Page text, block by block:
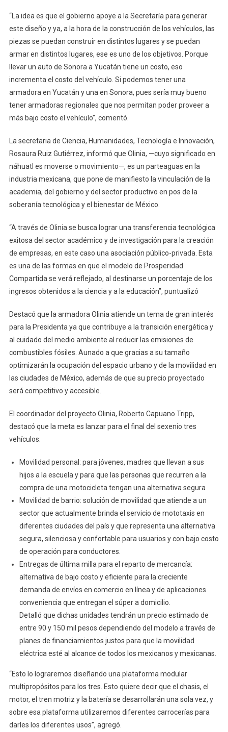
“La idea es que el gobierno apoye a la Secretaría para generar
este diseño y ya, a la hora de la construcción de los vehículos, las
piezas se puedan construir en distintos lugares y se puedan
armar en distintos lugares, ese es uno de los objetivos. Porque
llevar un auto de Sonora a Yucatán tiene un costo, eso
incrementa el costo del vehículo. Si podemos tener una
armadora en Yucatán y una en Sonora, pues sería muy bueno
tener armadoras regionales que nos permitan poder proveer a
más bajo costo el vehículo”, comentó.
La secretaria de Ciencia, Humanidades, Tecnología e Innovación,
Rosaura Ruiz Gutiérrez, informó que Olinia, —cuyo significado en
náhuatl es moverse o movimiento—, es un parteaguas en la
industria mexicana, que pone de manifiesto la vinculación de la
academia, del gobierno y del sector productivo en pos de la
soberanía tecnológica y el bienestar de México.
“A través de Olinia se busca lograr una transferencia tecnológica
exitosa del sector académico y de investigación para la creación
de empresas, en este caso una asociación público-privada. Esta
es una de las formas en que el modelo de Prosperidad
Compartida se verá reflejado, al destinarse un porcentaje de los
ingresos obtenidos a la ciencia y a la educación”, puntualizó
Destacó que la armadora Olinia atiende un tema de gran interés
para la Presidenta ya que contribuye a la transición energética y
al cuidado del medio ambiente al reducir las emisiones de
combustibles fósiles. Aunado a que gracias a su tamaño
optimizarán la ocupación del espacio urbano y de la movilidad en
las ciudades de México, además de que su precio proyectado
será competitivo y accesible.
El coordinador del proyecto Olinia, Roberto Capuano Tripp,
destacó que la meta es lanzar para el final del sexenio tres
vehículos:
Movilidad personal: para jóvenes, madres que llevan a sus
hijos a la escuela y para que las personas que recurren a la
compra de una motocicleta tengan una alternativa segura
Movilidad de barrio: solución de movilidad que atiende a un
sector que actualmente brinda el servicio de mototaxis en
diferentes ciudades del país y que representa una alternativa
segura, silenciosa y confortable para usuarios y con bajo costo
de operación para conductores.
Entregas de última milla para el reparto de mercancía:
alternativa de bajo costo y eficiente para la creciente
demanda de envíos en comercio en línea y de aplicaciones
conveniencia que entregan el súper a domicilio.
Detalló que dichas unidades tendrán un precio estimado de
entre 90 y 150 mil pesos dependiendo del modelo a través de
planes de financiamientos justos para que la movilidad
eléctrica esté al alcance de todos los mexicanos y mexicanas.
“Esto lo lograremos diseñando una plataforma modular
multipropósitos para los tres. Esto quiere decir que el chasis, el
motor, el tren motriz y la batería se desarrollarán una sola vez, y
sobre esa plataforma utilizaremos diferentes carrocerías para
darles los diferentes usos”, agregó.